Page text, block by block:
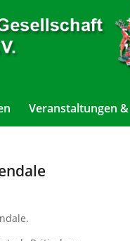
Veranstaltungen